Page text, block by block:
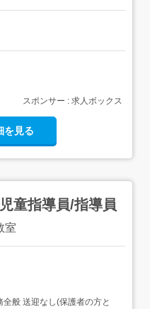
スポンサー : 求人ボックス
を見る
童指導員/指導員
室
全般 送迎なし(保護者の方と